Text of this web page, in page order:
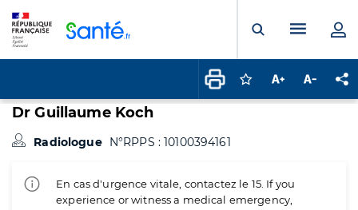
Ouvrir laMenu
Connectez-vous
Augmenter la
Dr Guillaume Koch
Radiologue N°RPPS : 10100394161
En cas d'urgence vitale, contactez le 15. If you
experience or witness a medical emergency,